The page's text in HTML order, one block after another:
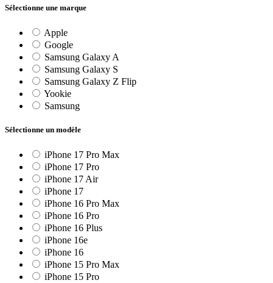
Sélectionne une marque
Apple
Google
Samsung Galaxy A
Samsung Galaxy S
Samsung Galaxy Z Flip
Yookie
Samsung
Sélectionne un modèle
iPhone 17 Pro Max
iPhone 17 Pro
iPhone 17 Air
iPhone 17
iPhone 16 Pro Max
iPhone 16 Pro
iPhone 16 Plus
iPhone 16e
iPhone 16
iPhone 15 Pro Max
iPhone 15 Pro